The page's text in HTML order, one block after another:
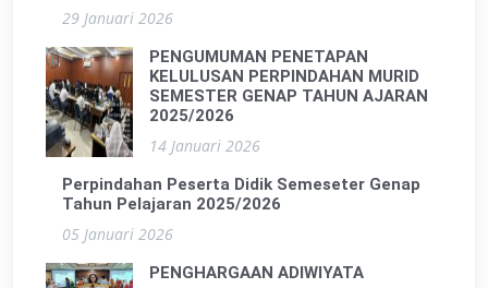
29 Januari 2026
PENGUMUMAN PENETAPAN
KELULUSAN PERPINDAHAN MURID
SEMESTER GENAP TAHUN AJARAN
2025/2026
14 Januari 2026
Perpindahan Peserta Didik Semeseter Genap
Tahun Pelajaran 2025/2026
05 Januari 2026
PENGHARGAAN ADIWIYATA